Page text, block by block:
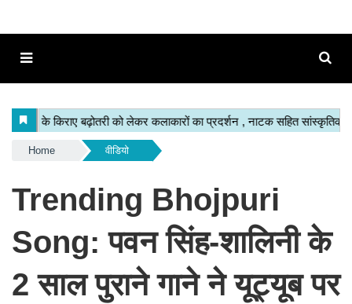
Home वीडियो
Trending Bhojpuri
Song: पवन सिंह-शालिनी के
2 साल पुराने गाने ने यूट्यूब पर